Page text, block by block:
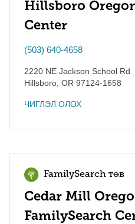
Hillsboro
Center
(503) 640-4658
2220 NE Jackson School Rd
Hillsboro OR 97124-1658
ЧИГЛЭЛ ОЛОХ
FamilySearch төв
Cedar Mill
FamilySearch